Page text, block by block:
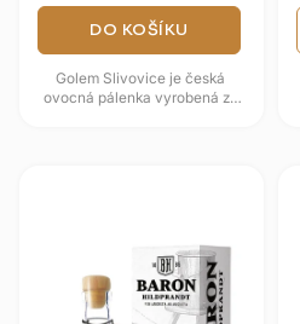
DO KOŠÍKU
Golem Slivovice je česká
ovocná pálenka vyrobená ze